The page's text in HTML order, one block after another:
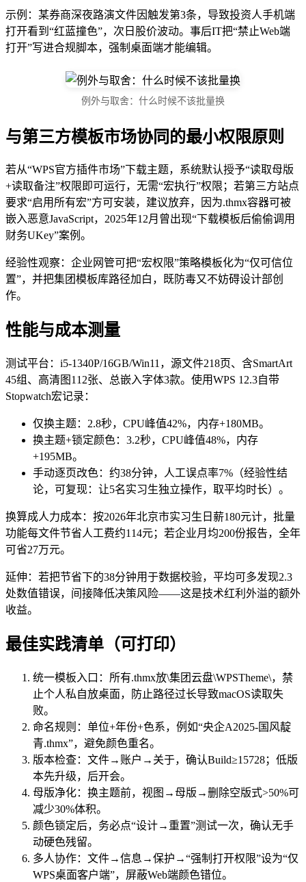
示例：某券商深夜路演文件因触发第3条，导致投资人手机端
打开看到“红蓝撞色”，次日股价波动。事后IT把“禁止Web端
打开”写进合规脚本，强制桌面端才能编辑。
例外与取舍：什么时候不该批量换
与第三方模板市场协同的最小权限原则
若从“WPS官方插件市场”下载主题，系统默认授予“读取母版
+读取备注”权限即可运行，无需“宏执行”权限；若第三方站点
要求“启用所有宏”方可安装，建议放弃，因为.thmx容器可被
嵌入恶意JavaScript，2025年12月曾出现“下载模板后偷偷调用
财务UKey”案例。
经验性观察：企业网管可把“宏权限”策略模板化为“仅可信位
置”，并把集团模板库路径加白，既防毒又不妨碍设计部创
作。
性能与成本测量
测试平台：i5-1340P/16GB/Win11，源文件218页、含SmartArt
45组、高清图112张、总嵌入字体3款。使用WPS 12.3自带
Stopwatch宏记录：
仅换主题：2.8秒，CPU峰值42%，内存+180MB。
换主题+锁定颜色：3.2秒，CPU峰值48%，内存
+195MB。
手动逐页改色：约38分钟，人工误点率7%（经验性结
论，可复现：让5名实习生独立操作，取平均时长）。
换算成人力成本：按2026年北京市实习生日薪180元计，批量
功能每文件节省人工费约114元；若企业月均200份报告，全年
可省27万元。
延伸：若把节省下的38分钟用于数据校验，平均可多发现2.3
处数值错误，间接降低决策风险——这是技术红利外溢的额外
收益。
最佳实践清单（可打印）
统一模板入口：所有.thmx放\集团云盘\WPSTheme\，禁
止个人私自放桌面，防止路径过长导致macOS读取失
败。
命名规则：单位+年份+色系，例如“央企A2025-国风靛
青.thmx”，避免颜色重名。
版本检查：文件→账户→关于，确认Build≥15728；低版
本先升级，后开会。
母版净化：换主题前，视图→母版→删除空版式>50%可
减少30%体积。
颜色锁定后，务必点“设计→重置”测试一次，确认无手
动硬色残留。
多人协作：文件→信息→保护→“强制打开权限”设为“仅
WPS桌面客户端”，屏蔽Web端颜色错位。